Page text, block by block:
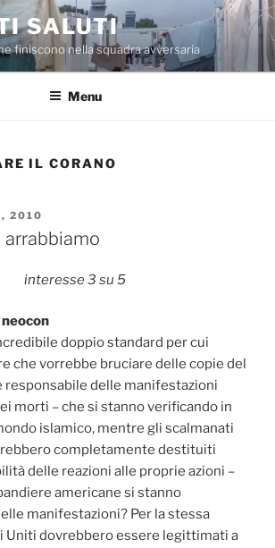
SALUTI
finiscono nella squadra avversaria
Menu
IL CORANO
2010
interesse 3 su 5
doppio standard per cui
che vorrebbe bruciare delle copie del
responsabile delle manifestazioni
morti – che si stanno verificando in
islamico, mentre gli scalmanati
completamente destituiti
delle reazioni alle proprie azioni –
americane si stanno
manifestazioni? Per la stessa
Uniti dovrebbero essere legittimati a